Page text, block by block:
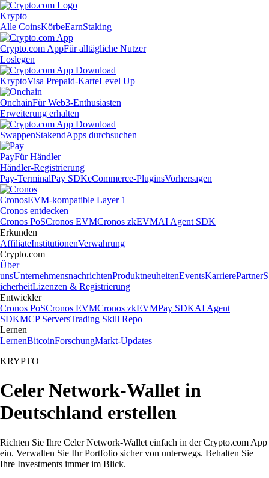
Krypto
Alle CoinsKörbeEarnStaking
Crypto.com AppFür alltägliche Nutzer
Loslegen
KryptoVisa Prepaid-KarteLevel Up
OnchainFür Web3-Enthusiasten
Erweiterung erhalten
SwappenStakendApps durchsuchen
PayFür Händler
Händler-Registrierung
Pay-TerminalPay SDKeCommerce-PluginsVorhersagen
CronosEVM-kompatible Layer 1
Cronos entdecken
Cronos PoSCronos EVMCronos zkEVMAI Agent SDK
Erkunden
AffiliateInstitutionenVerwahrung
Crypto.com
Über
unsUnternehmensnachrichtenProduktneuheitenEventsKarrierePartnerS
icherheitLizenzen & Registrierung
Entwickler
Cronos PoSCronos EVMCronos zkEVMPay SDKAI Agent
SDKMCP ServersTrading Skill Repo
Lernen
LernenBitcoinForschungMarkt-Updates
KRYPTO
Celer Network-Wallet in
Deutschland erstellen
Richten Sie Ihre Celer Network-Wallet einfach in der Crypto.com App
ein. Verwalten Sie Ihr Portfolio sicher von unterwegs. Behalten Sie
Ihre Investments immer im Blick.